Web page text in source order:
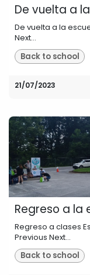
De vuelta a
De vuelta a la
Next...
Back to school
21/07/2023
Regreso a la
Regreso a clases
Previous Next...
Back to school